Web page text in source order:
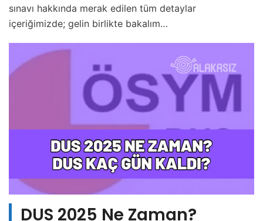
sınavı hakkında merak edilen tüm detaylar
içeriğimizde; gelin birlikte bakalım…
DUS 2025 Ne Zaman?